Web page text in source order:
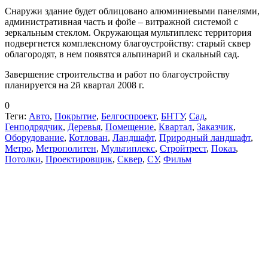
Снаружи здание будет облицовано алюминиевыми панелями,
административная часть и фойе – витражной системой с
зеркальным стеклом. Окружающая мультиплекс территория
подвергнется комплексному благоустройству: старый сквер
облагородят, в нем появятся альпинарий и скальный сад.
Завершение строительства и работ по благоустройству
планируется на 2­й квартал 2008 г.
0
Теги: Авто, Покрытие, Белгоспроект, БНТУ, Сад,
Генподрядчик, Деревья, Помещение, Квартал, Заказчик,
Оборудование, Котлован, Ландшафт, Природный ландшафт,
Метро, Метрополитен, Мультиплекс, Стройтрест, Показ,
Потолки, Проектировщик, Сквер, СУ, Фильм